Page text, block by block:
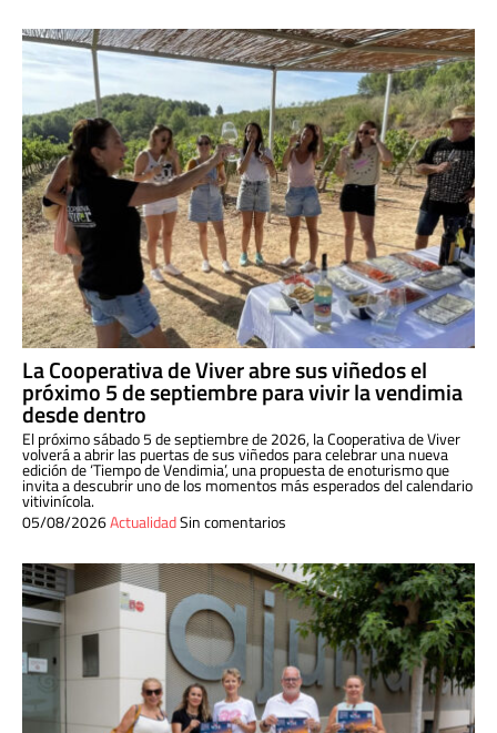
La Cooperativa de Viver abre sus viñedos el
próximo 5 de septiembre para vivir la vendimia
desde dentro
El próximo sábado 5 de septiembre de 2026, la Cooperativa de Viver
volverá a abrir las puertas de sus viñedos para celebrar una nueva
edición de ‘Tiempo de Vendimia’, una propuesta de enoturismo que
invita a descubrir uno de los momentos más esperados del calendario
vitivinícola.
05/08/2026ActualidadSin comentarios